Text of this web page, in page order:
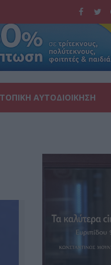
ΑΥΤΟΔΙΟΙΚΗΣΗ